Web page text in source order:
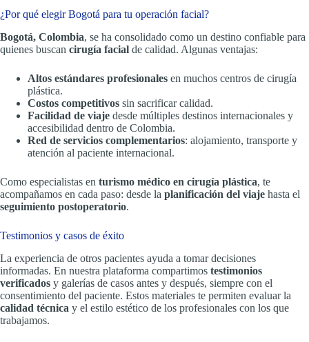
¿Por qué elegir Bogotá para tu operación facial?
Bogotá, Colombia, se ha consolidado como un destino confiable para
quienes buscan cirugía facial de calidad. Algunas ventajas:
Altos estándares profesionales en muchos centros de cirugía
plástica.
Costos competitivos sin sacrificar calidad.
Facilidad de viaje desde múltiples destinos internacionales y
accesibilidad dentro de Colombia.
Red de servicios complementarios: alojamiento, transporte y
atención al paciente internacional.
Como especialistas en turismo médico en cirugía plástica, te
acompañamos en cada paso: desde la planificación del viaje hasta el
seguimiento postoperatorio.
Testimonios y casos de éxito
La experiencia de otros pacientes ayuda a tomar decisiones
informadas. En nuestra plataforma compartimos testimonios
verificados y galerías de casos antes y después, siempre con el
consentimiento del paciente. Estos materiales te permiten evaluar la
calidad técnica y el estilo estético de los profesionales con los que
trabajamos.